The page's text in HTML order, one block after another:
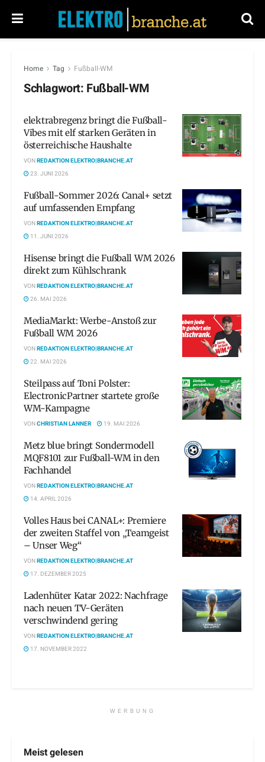
Home Tag Fußball-WM
Schlagwort: Fußball-WM
elektrabregenz bringt die Fußball-
Vibes mit elf starken Geräten in
österreichische Haushalte
VONREDAKTION ELEKTRO|BRANCHE.AT
23. JUNI 2026
Fußball-Sommer 2026: Canal+ setzt
auf umfassenden Empfang
VONREDAKTION ELEKTRO|BRANCHE.AT
11. JUNI 2026
Hisense bringt die Fußball WM 2026
direkt zum Kühlschrank
VONREDAKTION ELEKTRO|BRANCHE.AT
26. MAI 2026
MediaMarkt: Werbe-Anstoß zur
Fußball WM 2026
VONREDAKTION ELEKTRO|BRANCHE.AT
22. MAI 2026
Steilpass auf Toni Polster:
ElectronicPartner startete große
WM-Kampagne
VONCHRISTIAN LANNER 19. MAI 2026
Metz blue bringt Sondermodell
MQF8101 zur Fußball-WM in den
Fachhandel
VONREDAKTION ELEKTRO|BRANCHE.AT
14. APRIL 2026
Volles Haus bei CANAL+: Premiere
der zweiten Staffel von „Teamgeist
– Unser Weg“
VONREDAKTION ELEKTRO|BRANCHE.AT
17. DEZEMBER 2025
Ladenhüter Katar 2022: Nachfrage
nach neuen TV-Geräten
verschwindend gering
VONREDAKTION ELEKTRO|BRANCHE.AT
17. NOVEMBER 2022
WERBUNG
Meist gelesen